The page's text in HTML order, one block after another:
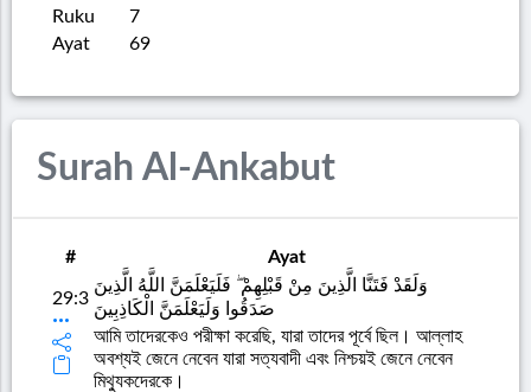
Ruku
7
Ayat
69
Surah Al-Ankabut
# Ayat
29:3
وَلَقَدْ فَتَنَّا الَّذِينَ مِنْ قَبْلِهِمْ ۖ فَلَيَعْلَمَنَّ اللَّهُ الَّذِينَ
صَدَقُوا وَلَيَعْلَمَنَّ الْكَاذِبِينَ
আমি তাদেরকেও পরীক্ষা করেছি, যারা তাদের পূর্বে ছিল। আল্লাহ
অবশ্যই জেনে নেবেন যারা সত্যবাদী এবং নিশ্চয়ই জেনে নেবেন
মিথ্যুকদেরকে।